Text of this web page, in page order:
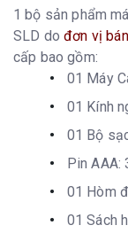
1 bộ sản phẩm
SLD dođơn vị
cấp bao gồm:
01 Máy
01 Kính
01 Bộ
Pin AAA:
01 Hòm
01 Sách